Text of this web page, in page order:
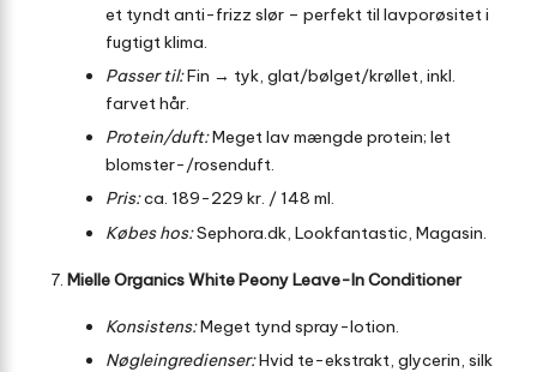
et tyndt anti-frizz slør – perfekt til lavporøsitet i
fugtigt klima.
Passer til:Fin → tyk, glat/bølget/krøllet, inkl.
farvet hår.
Protein/duft:Meget lav mængde protein; let
blomster-/rosenduft.
Pris:ca. 189-229 kr. / 148 ml.
Købes hos:Sephora.dk, Lookfantastic, Magasin.
Mielle Organics White Peony Leave-In Conditioner
Konsistens:Meget tynd spray-lotion.
Nøgleingredienser:Hvid te-ekstrakt, glycerin, silk